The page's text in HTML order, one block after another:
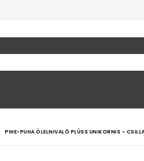
PIHE-PUHA ÖLELNIVALÓ PLÜSS UNIKORNIS –